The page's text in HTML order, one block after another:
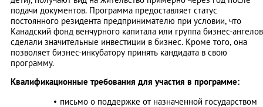
подачи документов. Программа предоставляет статус
постоянного резидента предпринимателю при условии, что
Канадский фонд венчурного капитала или группа бизнес-ангелов
сделали значительные инвестиции в бизнес. Кроме того, она
позволяет бизнес-инкубатору принять кандидата в свою
программу.
Квалификационные требования для участия в программе:
письмо о поддержке от назначенной государством